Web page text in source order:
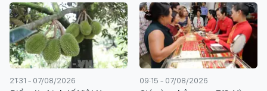
21:31 - 07/08/2026 09:15 - 07/08/2026